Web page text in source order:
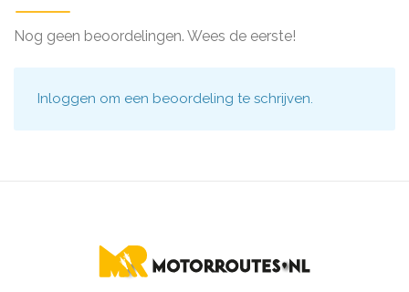
Nog geen beoordelingen. Wees de eerste!
Inloggen om een beoordeling te schrijven.